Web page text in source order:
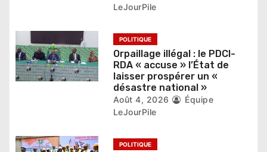
t
i
c
LeJourPile
POLITIQUE
Orpaillage illégal : le PDCI-
RDA « accuse » l’État de
laisser prospérer un «
désastre national »
Août 4, 2026
Équipe
LeJourPile
POLITIQUE